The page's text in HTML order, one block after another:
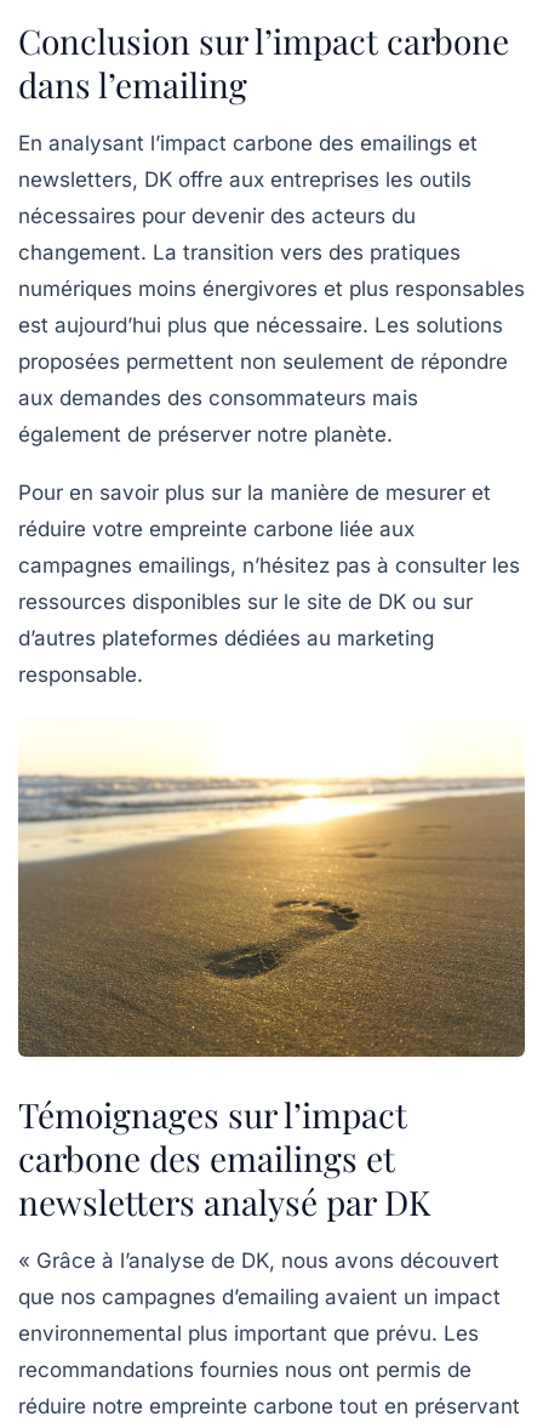
Conclusion sur l’impact carbone
dans l’emailing
En analysant l’impact carbone des emailings et
newsletters, DK offre aux entreprises les outils
nécessaires pour devenir des acteurs du
changement. La transition vers des pratiques
numériques moins énergivores et plus responsables
est aujourd’hui plus que nécessaire. Les solutions
proposées permettent non seulement de répondre
aux demandes des consommateurs mais
également de préserver notre planète.
Pour en savoir plus sur la manière de mesurer et
réduire votre empreinte carbone liée aux
campagnes emailings, n’hésitez pas à consulter les
ressources disponibles sur le site de DK ou sur
d’autres plateformes dédiées au marketing
responsable.
Témoignages sur l’impact
carbone des emailings et
newsletters analysé par DK
« Grâce à l’analyse de DK, nous avons découvert
que nos campagnes d’emailing avaient un impact
environnemental plus important que prévu. Les
recommandations fournies nous ont permis de
réduire notre empreinte carbone tout en préservant